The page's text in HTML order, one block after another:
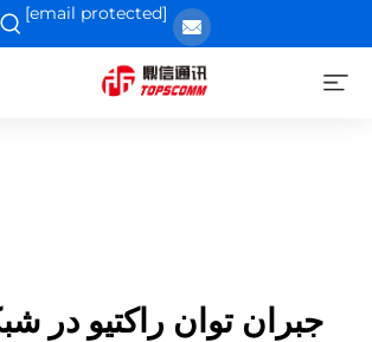
[email protected]
جبران توان راکتیو در